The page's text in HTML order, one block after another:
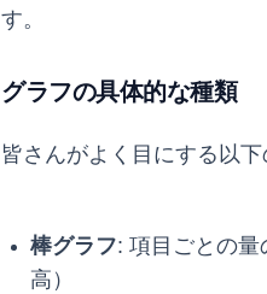
す。
グラフの具体的な種類
皆さんがよく目にする以
棒グラフ: 項目ごとの
高）